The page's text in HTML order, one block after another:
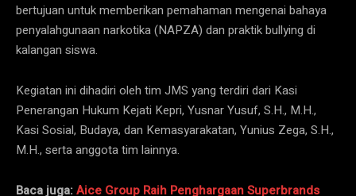
bertujuan untuk memberikan pemahaman mengenai bahaya
penyalahgunaan narkotika (NAPZA) dan praktik bullying di
kalangan siswa.
Kegiatan ini dihadiri oleh tim JMS yang terdiri dari Kasi
Penerangan Hukum Kejati Kepri, Yusnar Yusuf, S.H., M.H.,
Kasi Sosial, Budaya, dan Kemasyarakatan, Yunius Zega, S.H.,
M.H., serta anggota tim lainnya.
Baca juga:Aice Group Raih Penghargaan Superbrands